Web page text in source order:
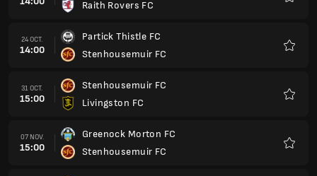
Raith Rovers FC
24 OCT.
14:00
Partick Thistle FC
Stenhousemuir FC
31 OCT.
15:00
Stenhousemuir FC
Livingston FC
07 NOV.
15:00
Greenock Morton FC
Stenhousemuir FC